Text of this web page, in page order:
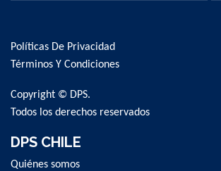
Our
Newsletter:
Políticas De Privacidad
Términos Y Condiciones
Copyright © DPS.
Todos los derechos reservados
DPS CHILE
Quiénes somos